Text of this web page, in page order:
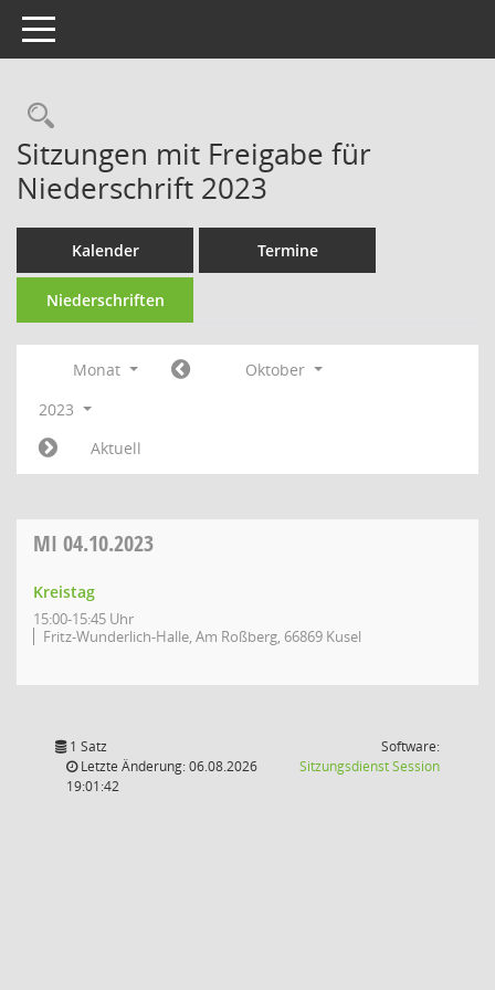
Toggle navigation
Rechercheauswahl
Sitzungen mit Freigabe für
Niederschrift 2023
Kalender Termine
Niederschriften
Monat
Oktober
2023
Aktuell
MI 04.10.2023
Kreistag
15:00-15:45 Uhr
Fritz-Wunderlich-Halle, Am Roßberg, 66869 Kusel
1 Satz
Letzte Änderung: 06.08.2026
19:01:42
Software:
SitzungsdienstSession(Wird in